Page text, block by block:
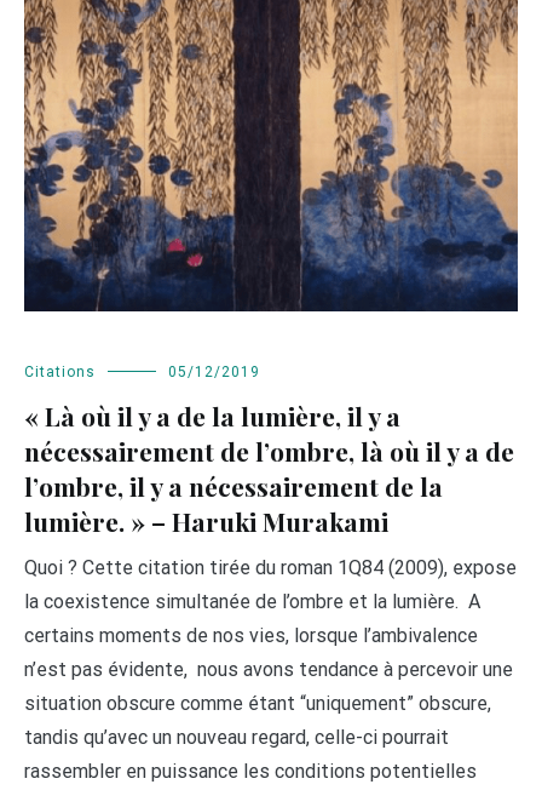
Citations 05/12/2019
« Là où il y a de la lumière, il y a
nécessairement de l’ombre, là où il y a de
l’ombre, il y a nécessairement de la
lumière. » – Haruki Murakami
Quoi ? Cette citation tirée du roman 1Q84 (2009), expose
la coexistence simultanée de l’ombre et la lumière. A
certains moments de nos vies, lorsque l’ambivalence
n’est pas évidente, nous avons tendance à percevoir une
situation obscure comme étant “uniquement” obscure,
tandis qu’avec un nouveau regard, celle-ci pourrait
rassembler en puissance les conditions potentielles